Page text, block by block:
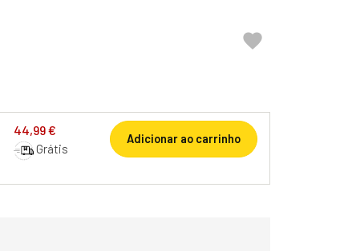

44,99 €
Grátis
Adicionar ao carrinho